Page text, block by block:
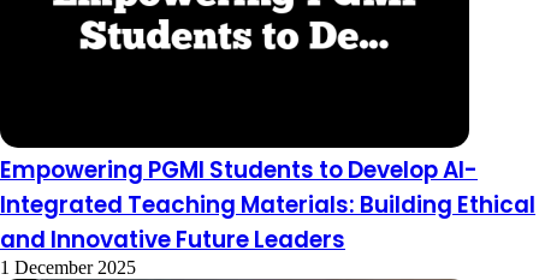
Empowering PGMI Students to Develop AI-
Integrated Teaching Materials: Building Ethical
and Innovative Future Leaders
1 December 2025